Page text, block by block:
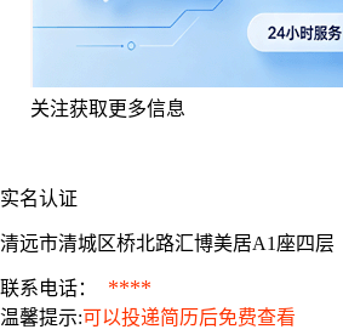
关注获取更多信息
实名认证
清远市清城区桥北路汇博美居A1座四层
联系电话： ****
温馨提示:可以投递简历后免费查看